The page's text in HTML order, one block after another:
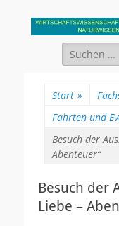
Suchen
nach:
Start »
Fahrten und
Besuch der
Abenteuer“
Besuch der
Liebe –